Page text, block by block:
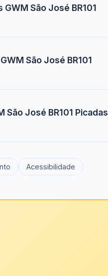
São José BR101
São José BR101
São José BR101 Picadas
Acessibilidade